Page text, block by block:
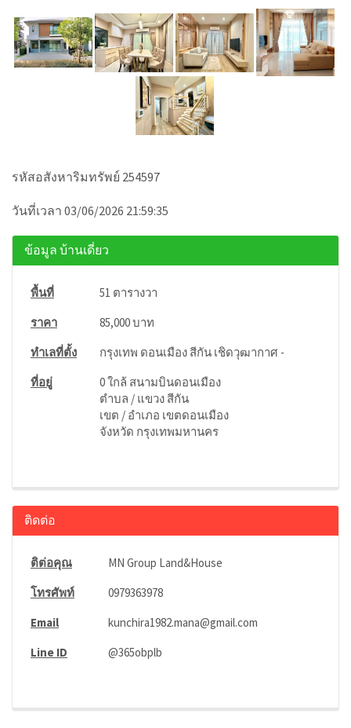
รหัสอสังหาริมทรัพย์ 254597
วันที่เวลา 03/06/2026 21:59:35
ข้อมูล บ้านเดี่ยว
พื้นที่
51 ตารางวา
ราคา
85,000 บาท
ทำเลที่ตั้ง
กรุงเทพ ดอนเมือง สีกัน เชิดวุฒากาศ -
ที่อยู่
0 ใกล้ สนามบินดอนเมือง
ตำบล / แขวง สีกัน
เขต / อำเภอ เขตดอนเมือง
จังหวัด กรุงเทพมหานคร
ติดต่อ
ติต่อคุณ
MN Group Land&House
โทรศัพท์
0979363978
Email
kunchira1982.mana@gmail.com
Line ID
@365obplb